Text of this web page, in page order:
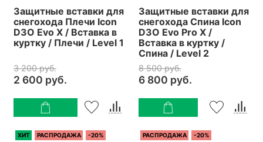
Защитные вставки для
снегохода Плечи Icon
D3O Evo X / Вставка в
куртку / Плечи / Level 1
3 200 руб.
2 600 руб.
Защитные вставки для
снегохода Спина Icon
D3O Evo Pro X /
Вставка в куртку /
Спина / Level 2
8 500 руб.
6 800 руб.
ХИТ РАСПРОДАЖА -20% РАСПРОДАЖА -20%